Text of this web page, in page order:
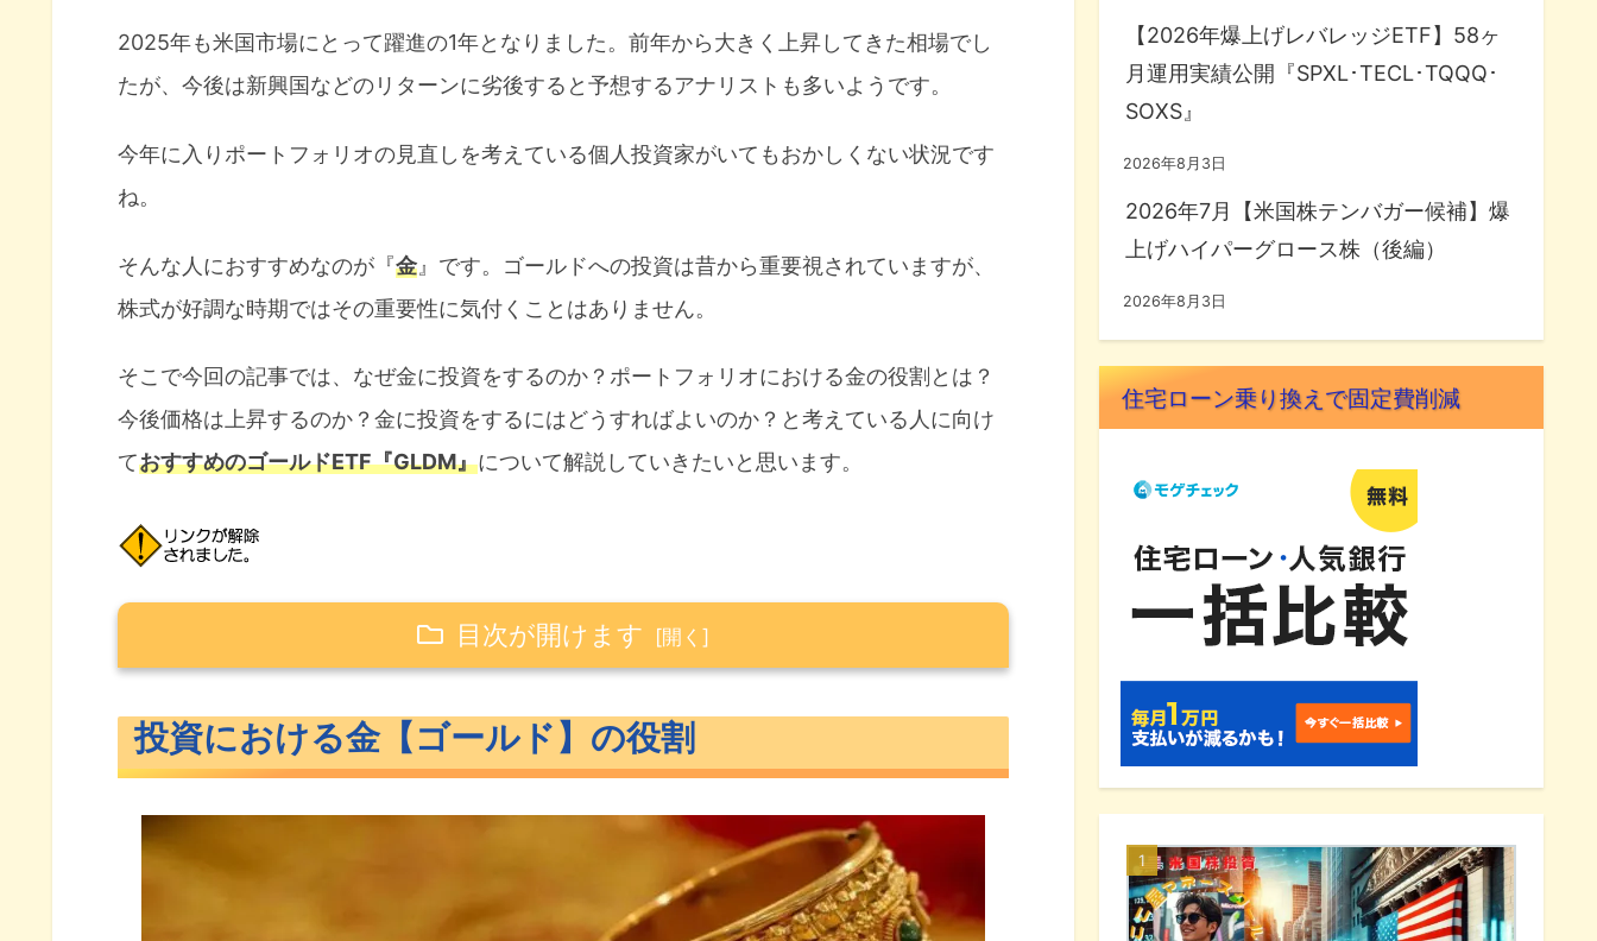
2025年も米国市場にとって躍進の1年となりました。前年から大きく上昇してきた相場でし
たが、今後は新興国などのリターンに劣後すると予想するアナリストも多いようです。
今年に入りポートフォリオの見直しを考えている個人投資家がいてもおかしくない状況です
ね。
そんな人におすすめなのが『金 』です。ゴールドへの投資は昔から重要視されていますが、
株式が好調な時期ではその重要性に気付くことはありません。
そこで今回の記事では、なぜ金に投資をするのか？ポートフォリオにおける金の役割とは？
今後価格は上昇するのか？金に投資をするにはどうすればよいのか？と考えている人に向け
ておすすめのゴールドETF『GLDM』について解説していきたいと思います。
目次が開けます
金【ゴールド】の特徴
2026年の金【ゴールド】の価格はどうなる？
投資における金【ゴールド】の役割
【2026年爆上げレバレッジETF】58ヶ
月運用実績公開『SPXL･TECL･TQQQ･
SOXS』
2026年8月3日
2026年7月【米国株テンバガー候補】爆
上げハイパーグロース株（後編）
2026年8月3日
住宅ローン乗り換えで固定費削減